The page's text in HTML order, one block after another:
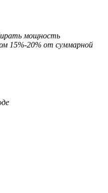
мощность
15%-20% от суммарной